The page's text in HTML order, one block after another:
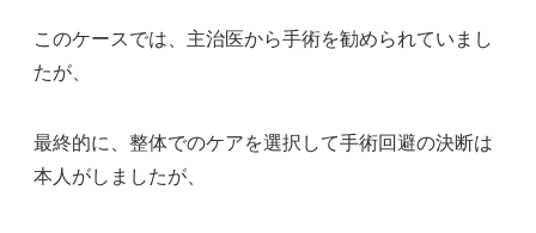
このケースでは、主治医から手術を勧められていまし
たが、
最終的に、整体でのケアを選択して手術回避の決断は
本人がしましたが、